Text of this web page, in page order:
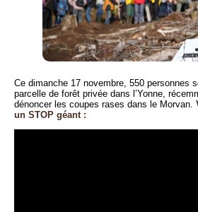
Ce dimanche 17 novembre, 550 personnes
parcelle de forêt privée dans l’Yonne,
dénoncer les coupes rases dans le Morvan.
un STOP géant :